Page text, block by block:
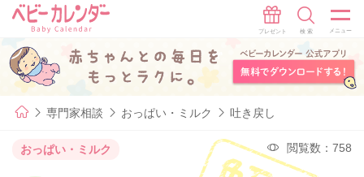
専門家相談 おっぱい・ミルク 吐き戻し
おっぱい・ミルク 閲覧数：758